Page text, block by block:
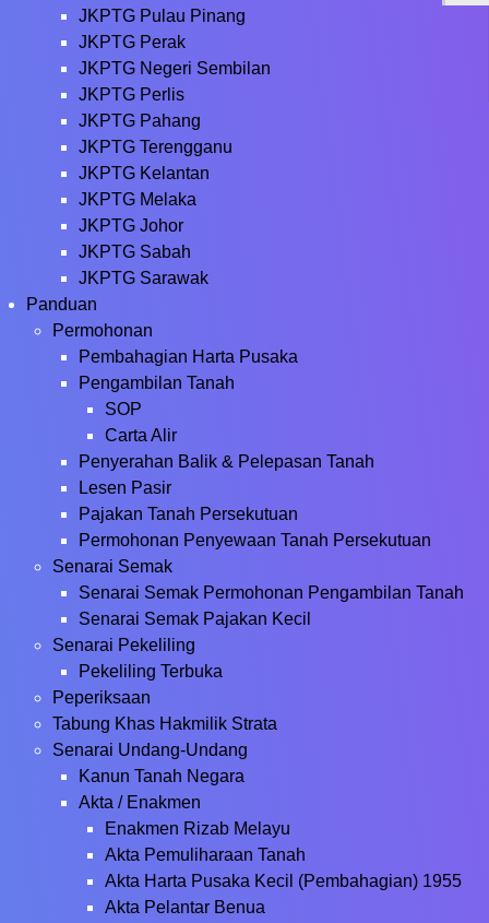
JKPTG Pulau Pinang
JKPTG Perak
JKPTG Negeri Sembilan
JKPTG Perlis
JKPTG Pahang
JKPTG Terengganu
JKPTG Kelantan
JKPTG Melaka
JKPTG Johor
JKPTG Sabah
JKPTG Sarawak
Panduan
Permohonan
Pembahagian Harta Pusaka
Pengambilan Tanah
SOP
Carta Alir
Penyerahan Balik & Pelepasan Tanah
Lesen Pasir
Pajakan Tanah Persekutuan
Permohonan Penyewaan Tanah Persekutuan
Senarai Semak
Senarai Semak Permohonan Pengambilan Tanah
Senarai Semak Pajakan Kecil
Senarai Pekeliling
Pekeliling Terbuka
Peperiksaan
Tabung Khas Hakmilik Strata
Senarai Undang-Undang
Kanun Tanah Negara
Akta / Enakmen
Enakmen Rizab Melayu
Akta Pemuliharaan Tanah
Akta Harta Pusaka Kecil (Pembahagian) 1955
Akta Pelantar Benua